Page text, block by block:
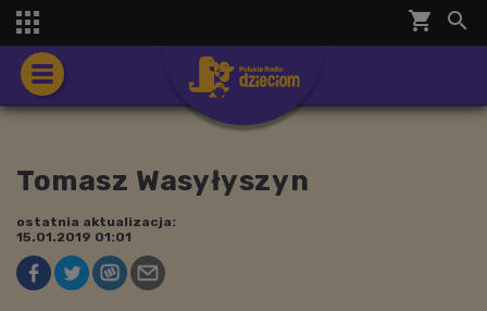
shopping_cart 

Tomasz Wasyłyszyn
ostatnia aktualizacja:
15.01.2019 01:01